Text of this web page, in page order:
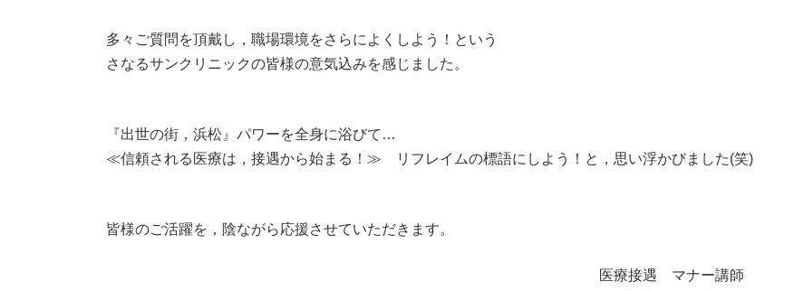
多々ご質問を頂戴し，職場環境をさらによくしよう！という
さなるサンクリニックの皆様の意気込みを感じました。
『出世の街，浜松』パワーを全身に浴びて…
≪信頼される医療は，接遇から始まる！≫ リフレイムの標語にしよう！と，思い浮かびました(笑)
皆様のご活躍を，陰ながら応援させていただきます。
医療接遇 マナー講師